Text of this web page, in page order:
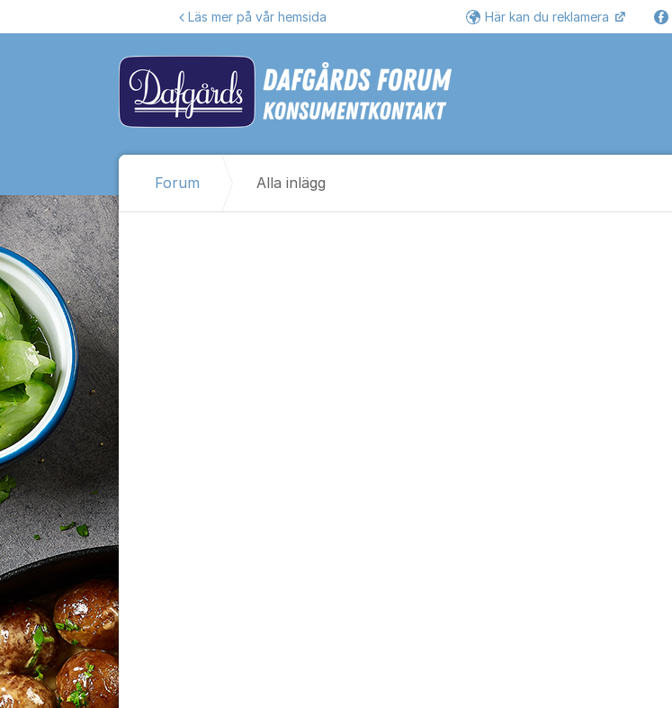
Läs mer på vår hemsida Här kan du reklamera
Forum Alla inlägg